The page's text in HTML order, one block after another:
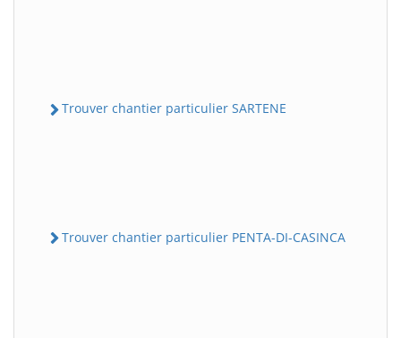
Trouver chantier particulier SARTENE
Trouver chantier particulier PENTA-DI-CASINCA